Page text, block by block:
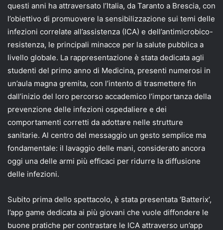
questi anni ha attraversato l’Italia, da Taranto a Brescia, con
l’obiettivo di promuovere la sensibilizzazione sui temi delle
infezioni correlate all’assistenza (ICA) e dell’antimicrobico-
resistenza, le principali minacce per la salute pubblica a
livello globale. La rappresentazione è stata dedicata agli
studenti del primo anno di Medicina, presenti numerosi in
un’aula magna gremita, con l’intento di trasmettere fin
dall’inizio del loro percorso accademico l’importanza della
prevenzione delle infezioni ospedaliere e dei
comportamenti corretti da adottare nelle strutture
sanitarie. Al centro del messaggio un gesto semplice ma
fondamentale: il lavaggio delle mani, considerato ancora
oggi una delle armi più efficaci per ridurre la diffusione
delle infezioni.
Subito prima dello spettacolo, è stata presentata ‘Batterix’,
l’app game dedicata ai più giovani che vuole diffondere le
buone pratiche per contrastare le ICA attraverso un’app